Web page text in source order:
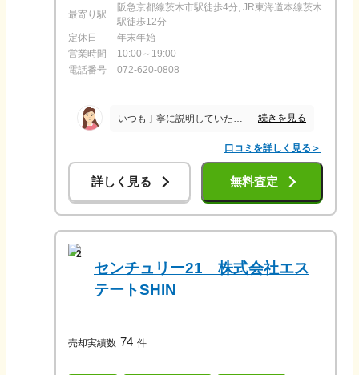
最寄り駅
阪急京都線茨木市駅徒歩4分, JR東海道本線茨木
駅徒歩12分
定休日
年末年始
営業時間
10:00～19:00
電話番号
072-620-0808
続きを見る
口コミを詳しく見る＞
詳しく見る 無料査定
2
センチュリー21 株式会社エス
テートSHIN
売却実績数 74 件